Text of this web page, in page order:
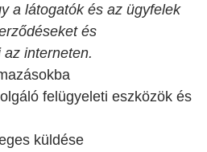
a látogatók és az ügyfelek
és
interneten.
felügyeleti eszközök és
küldése